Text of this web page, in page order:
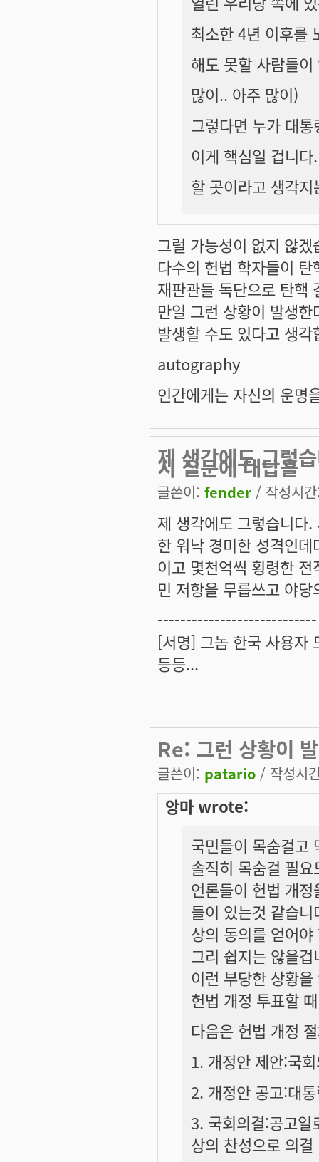
최소한 4년 이후를
해도 못할 사람들
많이.. 아주 많이)
그렇다면 누가 대
이게 핵심일 겁니
할 곳이라고 생각
그럴 가능성이 없지 않겠
다수의 헌법 학자들이
재판관들 독단으로 탄핵
만일 그런 상황이 발생
발생할 수도 있다고 생각
autography
인간에게는 자신의 운명
제 생각에도 그렇
시 질문에 대답을
글쓴이: fender / 작성시
제 생각에도 그렇습니다
한 워낙 경미한 성격인
이고 몇천억씩 횡령한
민 저항을 무릅쓰고 야
----------------------------
[서명] 그놈 한국 사용자
등등...
Re: 그런 상황이
글쓴이: patario / 작성시
앙마 wrote:
국민들이 목숨걸고
솔직히 목숨걸 필
언론들이 헌법 개
들이 있는것 같습
상의 동의를 얻어
그리 쉽지는 않을겁
이런 부당한 상황
헌법 개정 투표할
다음은 헌법 개정
1. 개정안 제안:국
2. 개정안 공고:대
3. 국회의결:공고
상의 찬성으로 의결